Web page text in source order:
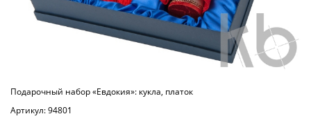
Подарочный набор «Евдокия»: кукла, платок
Артикул: 94801